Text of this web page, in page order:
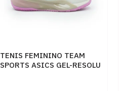
TENIS FEMININO TEAM
SPORTS ASICS GEL-RESOLU